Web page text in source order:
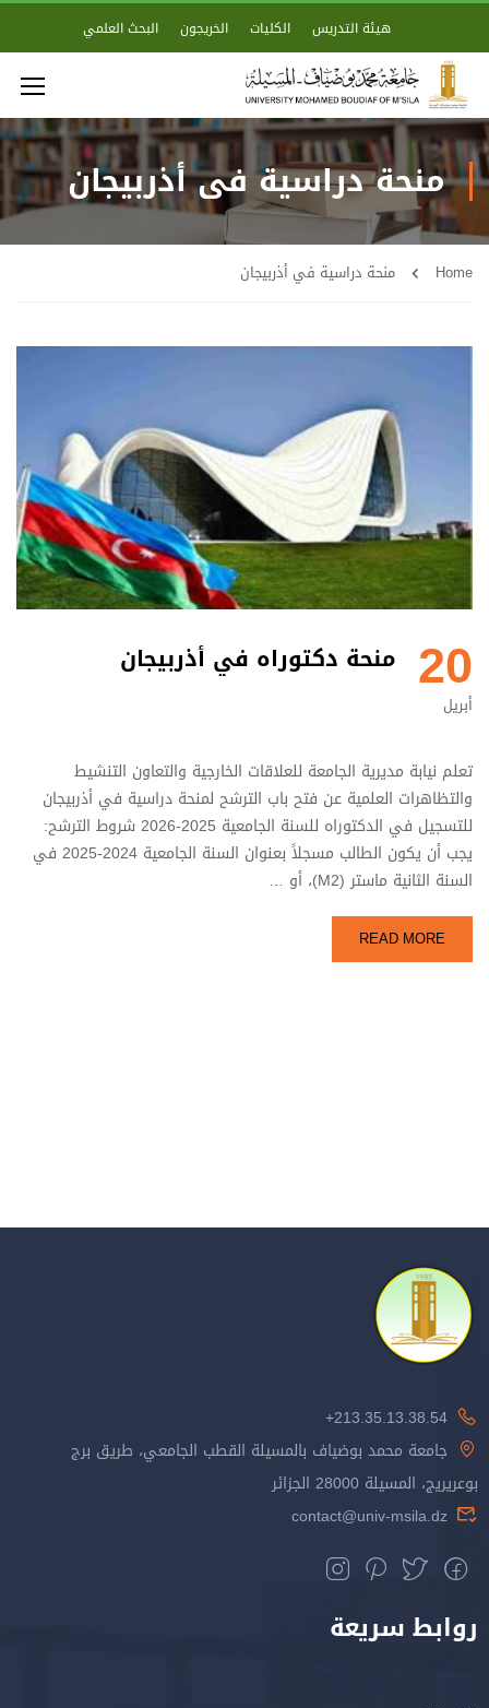
هيئة التدريس الكليات الخريجون البحث العلمي
منحة دراسية في أذربيجان
Home منحة دراسية في أذربيجان
20
أبريل
منحة دكتوراه في أذربيجان
تعلم نيابة مديرية الجامعة للعلاقات الخارجية والتعاون التنشيط
والتظاهرات العلمية عن فتح باب الترشح لمنحة دراسية في أذربيجان
للتسجيل في الدكتوراه للسنة الجامعية 2025-2026 شروط الترشح:
يجب أن يكون الطالب مسجلاً بعنوان السنة الجامعية 2024-2025 في
السنة الثانية ماستر (M2)، أو …
READ MORE
213.35.13.38.54+
جامعة محمد بوضياف بالمسيلة القطب الجامعي، طريق برج
بوعريريج، المسيلة 28000 الجزائر
contact@univ-msila.dz
روابط سريعة